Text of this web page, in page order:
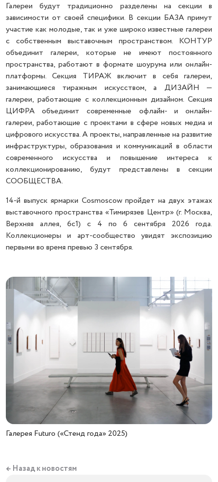
Галереи будут традиционно разделены на секции в
зависимости от своей специфики. В секции БАЗА примут
участие как молодые, так и уже широко известные галереи
с собственным выставочным пространством. КОНТУР
объединит галереи, которые не имеют постоянного
пространства, работают в формате шоурума или онлайн-
платформы. Секция ТИРАЖ включит в себя галереи,
занимающиеся тиражным искусством, а ДИЗАЙН —
галереи, работающие с коллекционным дизайном. Секция
ЦИФРА объединит современные офлайн- и онлайн-
галереи, работающие с проектами в сфере новых медиа и
цифрового искусства. А проекты, направленные на развитие
инфраструктуры, образования и коммуникаций в области
современного искусства и повышение интереса к
коллекционированию, будут представлены в секции
СООБЩЕСТВА.
14-й выпуск ярмарки Cosmoscow пройдет на двух этажах
выставочного пространства «Тимирязев Центр» (г. Москва,
Верхняя аллея, 6с1) с 4 по 6 сентября 2026 года.
Коллекционеры и арт-сообщество увидят экспозицию
первыми во время превью 3 сентября.
Галерея Futuro («Стенд года» 2025)
← Назад к новостям